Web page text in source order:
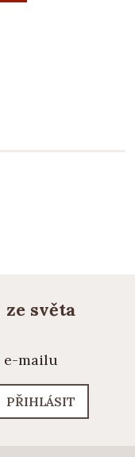
světa
e-mailu
PŘIHLÁSIT